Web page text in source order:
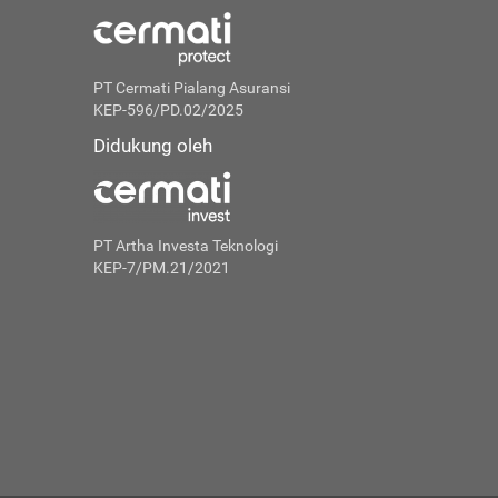
PT Cermati Pialang Asuransi
KEP-596/PD.02/2025
Didukung oleh
PT Artha Investa Teknologi
KEP-7/PM.21/2021